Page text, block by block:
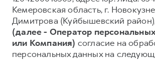
F7
от 2 899 000 ₽
F7X
от 3 599
КОРПОРАТИВНЫМ
Для малого бизнеса
GWM Безопасность
Гарантия HAVAL
Мобильное приложение GWM
Кемеровская область, г.
Димитрова (Куйбышевский
(далее - Оператор
или Компания) согласие на
персональных данных на